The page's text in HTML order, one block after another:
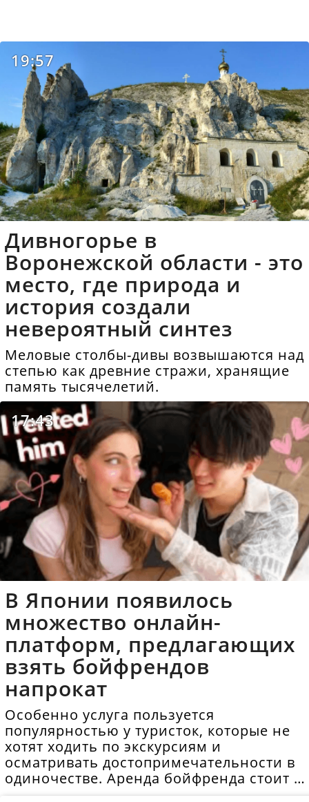
19:57
Дивногорье в
Воронежской области - это
место, где природа и
история создали
невероятный синтез
Меловые столбы-дивы возвышаются над
степью как древние стражи, хранящие
память тысячелетий.
17:43
В Японии появилось
множество онлайн-
платформ, предлагающих
взять бойфрендов
напрокат
Особенно услуга пользуется
популярностью у туристок, которые не
хотят ходить по экскурсиям и
осматривать достопримечательности в
одиночестве. Аренда бойфренда стоит в